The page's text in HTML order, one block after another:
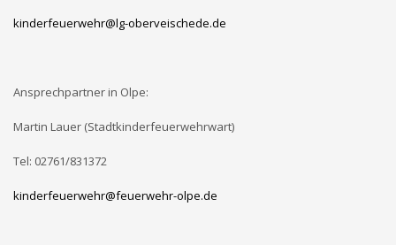
kinderfeuerwehr@lg-oberveischede.de
Ansprechpartner in Olpe:
Martin Lauer (Stadtkinderfeuerwehrwart)
Tel: 02761/831372
kinderfeuerwehr@feuerwehr-olpe.de